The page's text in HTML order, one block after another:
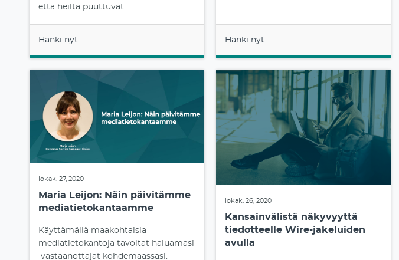
että heiltä puuttuvat ...
Hanki nyt Hanki nyt
lokak. 27, 2020
Maria Leijon: Näin päivitämme
mediatietokantaamme
Käyttämällä maakohtaisia
mediatietokantoja tavoitat haluamasi
vastaanottajat kohdemaassasi.
lokak. 26, 2020
Kansainvälistä näkyvyyttä
tiedotteelle Wire-jakeluiden
avulla